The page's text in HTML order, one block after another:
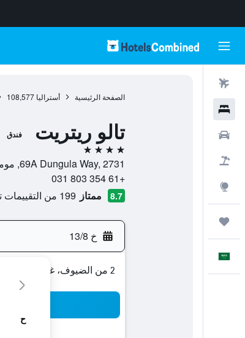
الصفحة الرئيسية أستراليا 108,577
تالو ريتريت فندق
4 نجوم
69A Dungula Way, 2731, موما, نيو ساوث ويلز, أستراليا
+61 354 803 031
8.7 ممتاز 199 من التقييمات تم التحقق منها
خ 13/8
2 من الضيوف، غرفة واحدة
ح